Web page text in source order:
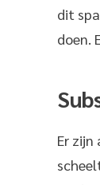
dit
doen.
Er